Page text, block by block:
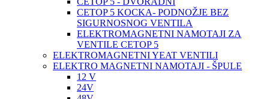
CETOP 5 KOCKA- PODNOŽJE BEZ
SIGURNOSNOG VENTILA
ELEKTROMAGNETNI NAMOTAJI ZA
VENTILE CETOP 5
ELEKTROMAGNETNI YEAT VENTILI
ELEKTRO MAGNETNI NAMOTAJI - ŠPULE
12 V
24V